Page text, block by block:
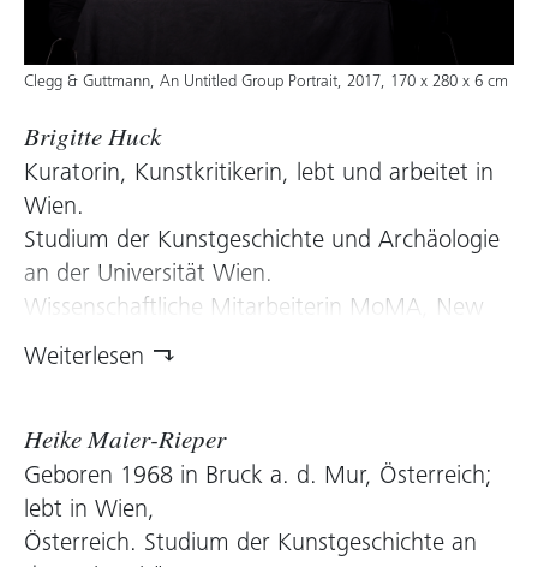
Clegg & Guttmann, An Untitled Group Portrait, 2017, 170 x 280 x 6 cm
Brigitte Huck
Kuratorin, Kunstkritikerin, lebt und arbeitet in
Wien.
Studium der Kunstgeschichte und Archäologie
an der Universität Wien.
Wissenschaftliche Mitarbeiterin MoMA, New
York, Ausstellungskuratorin MAK, Wien,
kunstzürich, Pavillon Populaire, Montpellier,
Galeria Labirynt, Lublin, museum in progress,
Wien, public art Niederösterreich, KÖR, Freud
Museum, Kunsthalle Wien, Kunsthalle Krems,
Weiterlesen
Heike Maier-Rieper
Geboren 1968 in Bruck a. d. Mur, Österreich;
lebt in Wien,
Österreich. Studium der Kunstgeschichte an